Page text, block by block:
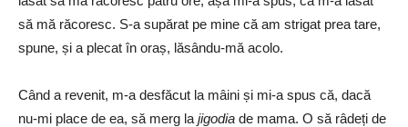
să mă răcoresc. S-a supărat pe mine că am strigat prea tare,
spune, și a plecat în oraș, lăsându-mă acolo.
Când a revenit, m-a desfăcut la mâini și mi-a spus că, dacă
nu-mi place de ea, să merg la jigodia de mama. O să râdeți de